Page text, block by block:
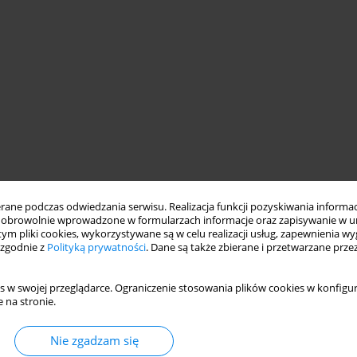
podczas odwiedzania serwisu. Realizacja funkcji pozyskiwania
wprowadzone w formularzach informacje oraz zapisywanie w
pliki cookies, wykorzystywane są w celu realizacji usług, zapewnienia
z Polityką prywatności. Dane są także zbierane i przetwarzane
w swojej przeglądarce. Ograniczenie stosowania plików cookies w
na stronie.
Nie zgadzam się
powietrza realizowanych w dwóch cyklach
edukacyjnym z lat 70-tych. Pomiary w każdym cyklu
50,3 m
głównie pomiary wykonywane przed lekcjami,
Sale lekcyjne ogrzewane są grzejnikami płytowo-